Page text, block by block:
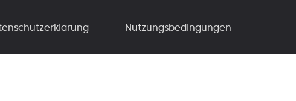
Nutzungsbedingungen